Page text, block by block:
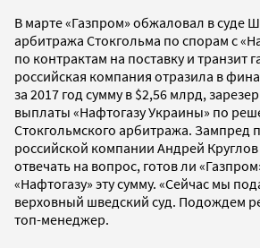
В марте «Газпром» обжаловал в суде
арбитража Стокгольма по спорам с
по контрактам на поставку и транзит
российская компания отразила в
за 2017 год сумму в $2,56 млрд,
выплаты «Нафтогазу Украины» по
Стокгольмского арбитража. Зампред
российской компании Андрей
отвечать на вопрос, готов ли
«Нафтогазу» эту сумму. «Сейчас мы
верховный шведский суд. Подождем
топ-менеджер.